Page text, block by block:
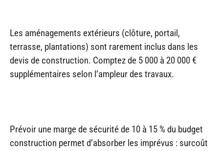
Les aménagements extérieurs (clôture, portail,
terrasse, plantations) sont rarement inclus dans les
devis de construction. Comptez de 5 000 à 20 000 €
supplémentaires selon l’ampleur des travaux.
Prévoir une marge de sécurité de 10 à 15 % du budget
construction permet d’absorber les imprévus : surcoût